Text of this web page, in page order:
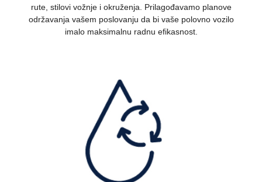
rute, stilovi vožnje i okruženja. Prilagođavamo planove
održavanja vašem poslovanju da bi vaše polovno vozilo
imalo maksimalnu radnu efikasnost.